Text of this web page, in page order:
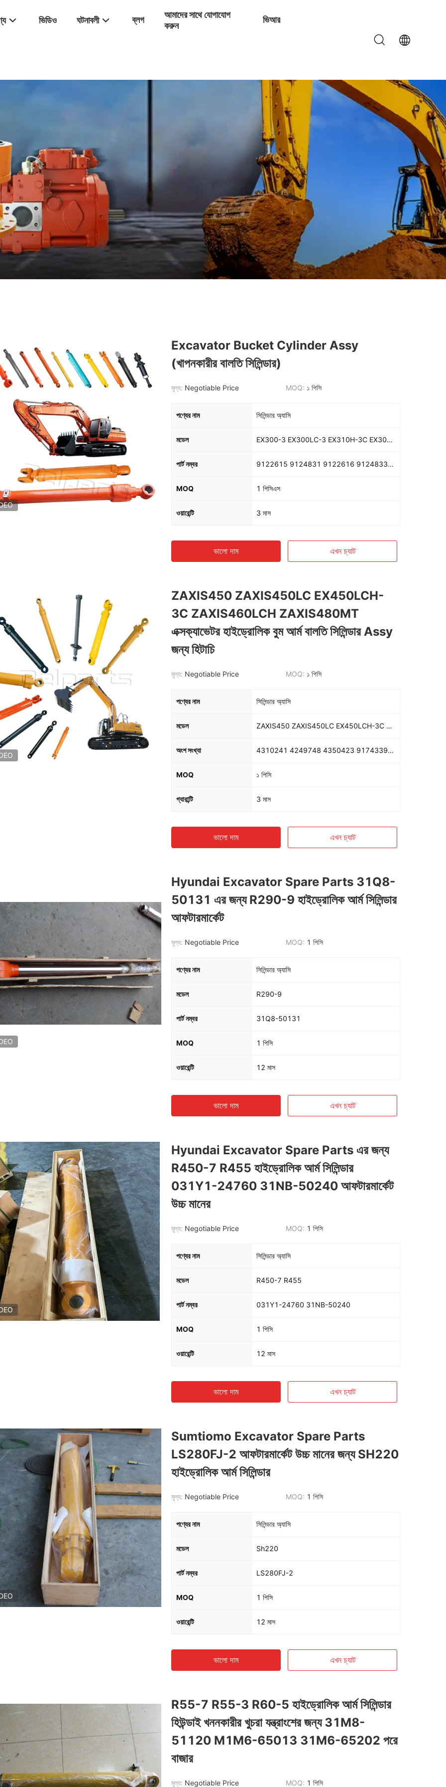
ভিডিও ঘটনাবলী ব্লগ
আমাদের সাথে যোগাযোগ
করুন
ভিআর
Excavator Bucket Cylinder Assy
(খাপনকারীর বালতি সিলিন্ডার)
মূল্য: Negotiable Price MOQ: ১ পিসি
পণ্যের নাম সিলিন্ডার অ্যাসি
মডেল EX300-3 EX300LC-3 EX310H-3C EX300-2 EX300LC-2
পার্ট নম্বর 9122615 9124831 9122616 9124833 9122618
MOQ 1 পিসিএস
ওয়ারেন্টি 3 মাস
ভালো দাম এখন চ্যাট
ZAXIS450 ZAXIS450LC EX450LCH-
3C ZAXIS460LCH ZAXIS480MT
এক্সক্যাভেটর হাইড্রোলিক বুম আর্ম বালতি সিলিন্ডার Assy
জন্য হিটাচি
মূল্য: Negotiable Price MOQ: ১ পিসি
পণ্যের নাম সিলিন্ডার অ্যাসি
মডেল ZAXIS450 ZAXIS450LC EX450LCH-3C ZAXIS460LCH ZAXIS480MT
অংশ সংখ্যা 4310241 4249748 4350423 9174339 9209136 4310243 4219778 4390024 9138785 4219780
MOQ ১ পিসি
গ্যারান্টি 3 মাস
ভালো দাম এখন চ্যাট
Hyundai Excavator Spare Parts 31Q8-
50131 এর জন্য R290-9 হাইড্রোলিক আর্ম সিলিন্ডার
আফটারমার্কেট
মূল্য: Negotiable Price MOQ: 1 পিসি
পণ্যের নাম সিলিন্ডার অ্যাসি
মডেল R290-9
পার্ট নম্বর 31Q8-50131
MOQ 1 পিসি
ওয়ারেন্টি 12 মাস
ভালো দাম এখন চ্যাট
Hyundai Excavator Spare Parts এর জন্য
R450-7 R455 হাইড্রোলিক আর্ম সিলিন্ডার
031Y1-24760 31NB-50240 আফটারমার্কেট
উচ্চ মানের
মূল্য: Negotiable Price MOQ: 1 পিসি
পণ্যের নাম সিলিন্ডার অ্যাসি
মডেল R450-7 R455
পার্ট নম্বর 031Y1-24760 31NB-50240
MOQ 1 পিসি
ওয়ারেন্টি 12 মাস
ভালো দাম এখন চ্যাট
Sumtiomo Excavator Spare Parts
LS280FJ-2 আফটারমার্কেট উচ্চ মানের জন্য SH220
হাইড্রোলিক আর্ম সিলিন্ডার
মূল্য: Negotiable Price MOQ: 1 পিসি
পণ্যের নাম সিলিন্ডার অ্যাসি
মডেল Sh220
পার্ট নম্বর LS280FJ-2
MOQ 1 পিসি
ওয়ারেন্টি 12 মাস
ভালো দাম এখন চ্যাট
R55-7 R55-3 R60-5 হাইড্রোলিক আর্ম সিলিন্ডার
হিউন্ডাই খননকারীর খুচরা যন্ত্রাংশের জন্য 31M8-
51120 M1M6-65013 31M6-65202 পরে
বাজার
মূল্য: Negotiable Price MOQ: 1 পিসি